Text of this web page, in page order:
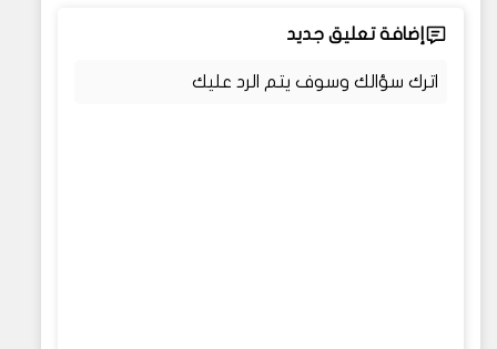
إضافة تعليق جديد
اترك سؤالك وسوف يتم الرد عليك